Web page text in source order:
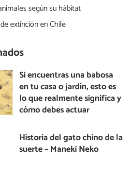
según su hábitat
extinción en Chile
Si encuentras una babosa
en tu casa o jardín, esto es
lo que realmente significa y
cómo debes actuar
Historia del gato chino de la
suerte – Maneki Neko